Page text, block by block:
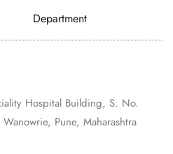
Department
Hospital Building, S. No.
Pune, Maharashtra